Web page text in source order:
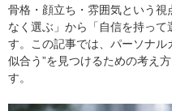
骨格・顔立ち・雰囲気という視
なく選ぶ」から「自信を持っ
す。この記事では、パーソナル
似合う”を見つけるための考え
す。